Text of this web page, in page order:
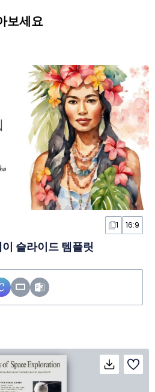
보세요
1 16:9
슬라이드 템플릿